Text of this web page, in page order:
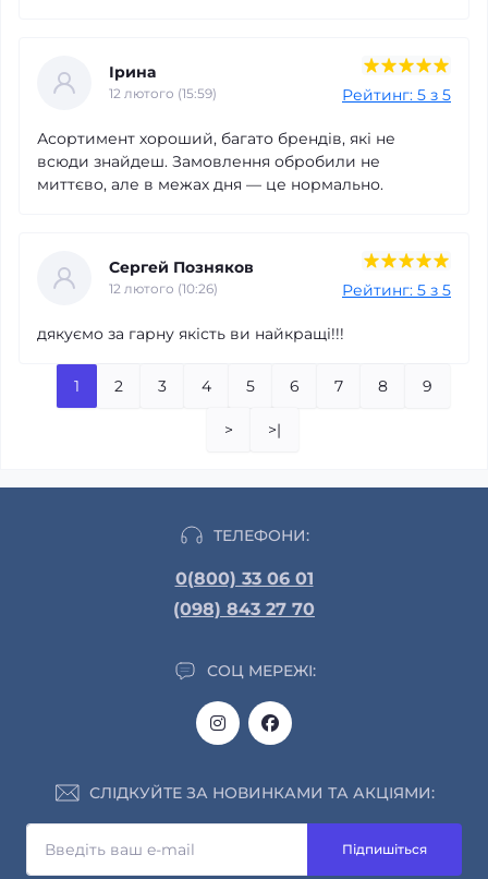
Ірина
12 лютого (15:59) Рейтинг: 5 з 5
Асортимент хороший, багато брендів, які не
всюди знайдеш. Замовлення обробили не
миттєво, але в межах дня — це нормально.
Сергей Позняков
12 лютого (10:26) Рейтинг: 5 з 5
дякуємо за гарну якість ви найкращі!!!
1 2 3 4 5 6 7 8 9
> >|
ТЕЛЕФОНИ:
0(800) 33 06 01
(098) 843 27 70
СОЦ МЕРЕЖІ:
СЛІДКУЙТЕ ЗА НОВИНКАМИ ТА АКЦІЯМИ:
Підпишіться